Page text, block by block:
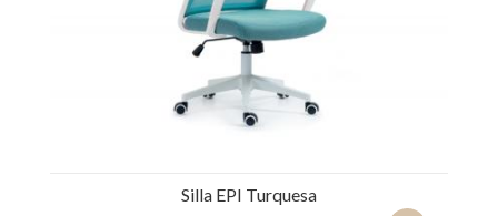
Silla EPI Turquesa